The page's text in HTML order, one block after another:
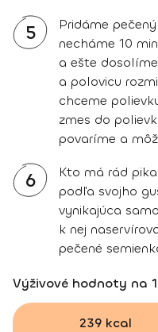
5
Pridáme
necháme 10
a ešte
a polovicu
chceme
zmes do
povaríme a
6
Kto má rád
podľa svojho
vynikajúca
k nej
pečené
Výživové hodnoty na
239 kcal